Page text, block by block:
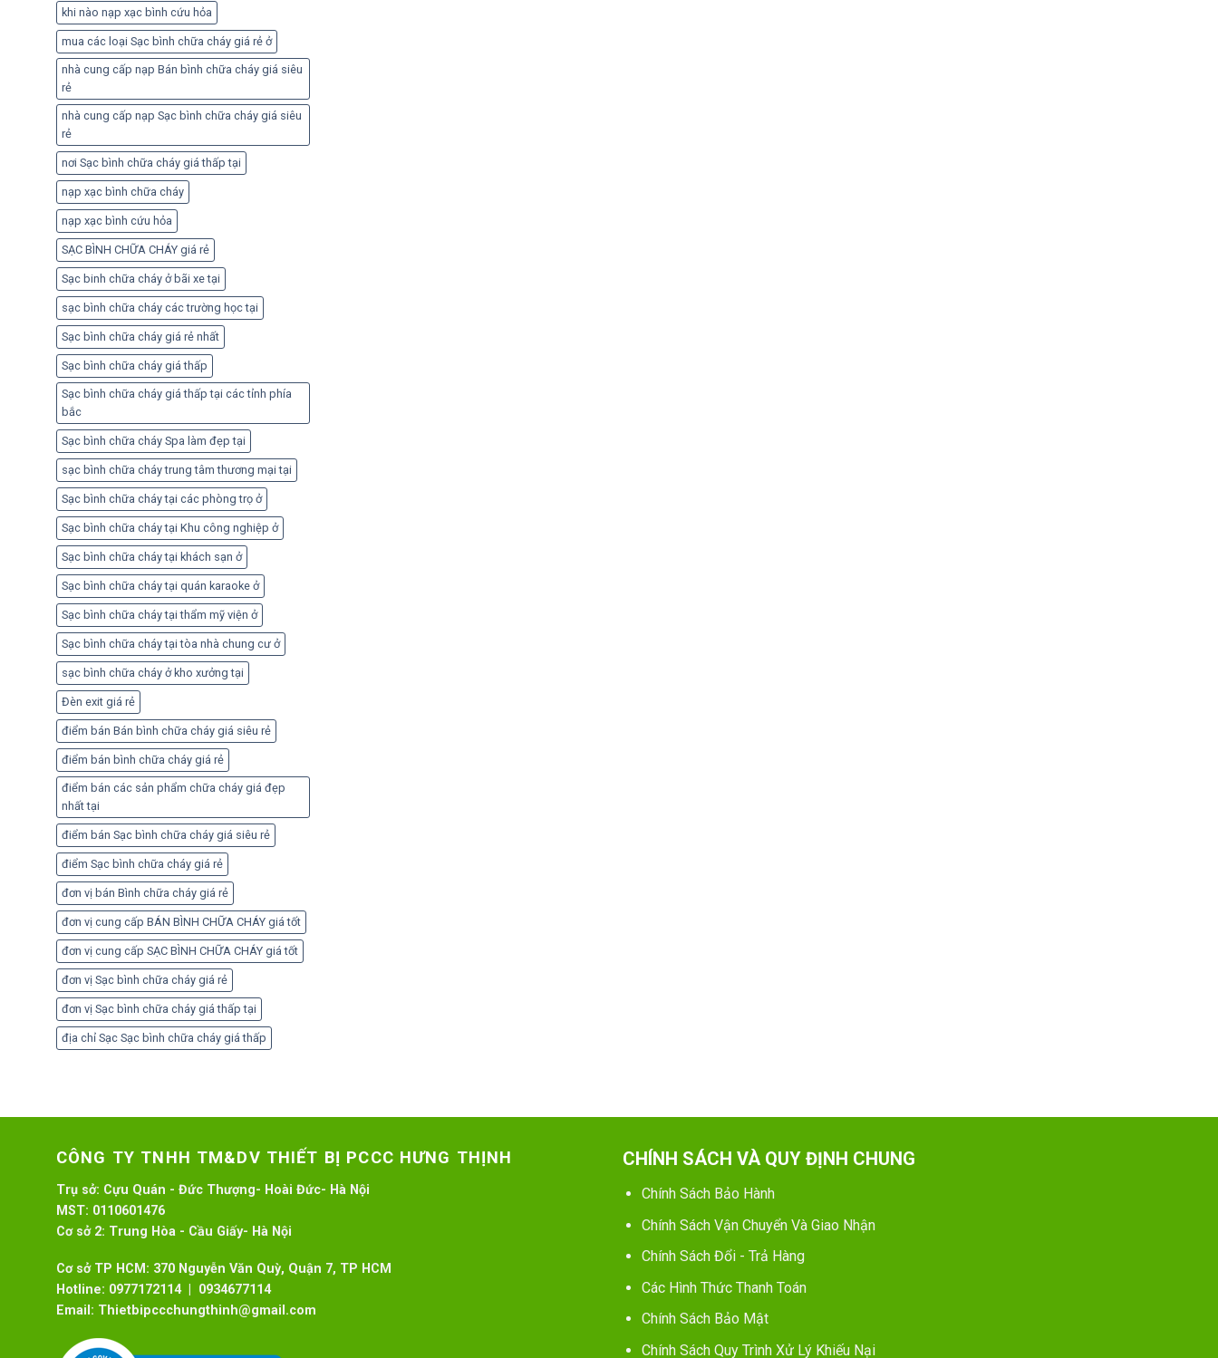
khi nào nạp xạc bình cứu hỏa
mua các loại Sạc bình chữa cháy giá rẻ ở
nhà cung cấp nạp Bán bình chữa cháy giá siêu
rẻ
nhà cung cấp nạp Sạc bình chữa cháy giá siêu
rẻ
nơi Sạc bình chữa cháy giá thấp tại
nạp xạc bình chữa cháy
nạp xạc bình cứu hỏa
SẠC BÌNH CHỮA CHÁY giá rẻ
Sạc binh chữa cháy ở bãi xe tại
sạc bình chữa cháy các trường học tại
Sạc bình chữa cháy giá rẻ nhất
Sạc bình chữa cháy giá thấp
Sạc bình chữa cháy giá thấp tại các tỉnh phía
bắc
Sạc bình chữa cháy Spa làm đẹp tại
sạc bình chữa cháy trung tâm thương mại tại
Sạc bình chữa cháy tại các phòng trọ ở
Sạc bình chữa cháy tại Khu công nghiệp ở
Sạc bình chữa cháy tại khách sạn ở
Sạc bình chữa cháy tại quán karaoke ở
Sạc bình chữa cháy tại thẩm mỹ viện ở
Sạc bình chữa cháy tại tòa nhà chung cư ở
sạc bình chữa cháy ở kho xưởng tại
Đèn exit giá rẻ
điểm bán Bán bình chữa cháy giá siêu rẻ
điểm bán bình chữa cháy giá rẻ
điểm bán các sản phẩm chữa cháy giá đẹp
nhất tại
điểm bán Sạc bình chữa cháy giá siêu rẻ
điểm Sạc bình chữa cháy giá rẻ
đơn vị bán Bình chữa cháy giá rẻ
đơn vị cung cấp BÁN BÌNH CHỮA CHÁY giá tốt
đơn vị cung cấp SẠC BÌNH CHỮA CHÁY giá tốt
đơn vị Sạc bình chữa cháy giá rẻ
đơn vị Sạc bình chữa cháy giá thấp tại
địa chỉ Sạc Sạc bình chữa cháy giá thấp
CÔNG TY TNHH TM&DV THIẾT BỊ PCCC HƯNG THỊNH
Trụ sở: Cựu Quán - Đức Thượng- Hoài Đức- Hà Nội
MST: 0110601476
Cơ sở 2: Trung Hòa - Cầu Giấy- Hà Nội
Cơ sở TP HCM: 370 Nguyễn Văn Quỳ, Quận 7, TP HCM
Hotline: 0977172114 | 0934677114
Email: Thietbipccchungthinh@gmail.com
CHÍNH SÁCH VÀ QUY ĐỊNH CHUNG
Chính Sách Bảo Hành
Chính Sách Vận Chuyển Và Giao Nhận
Chính Sách Đổi - Trả Hàng
Các Hình Thức Thanh Toán
Chính Sách Bảo Mật
Chính Sách Quy Trình Xử Lý Khiếu Nại